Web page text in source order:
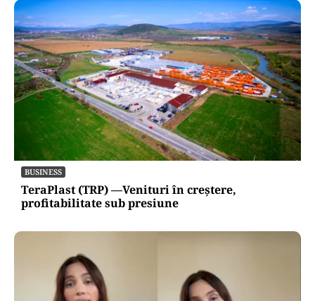
BUSINESS
TeraPlast (TRP) —Venituri în creștere,
profitabilitate sub presiune